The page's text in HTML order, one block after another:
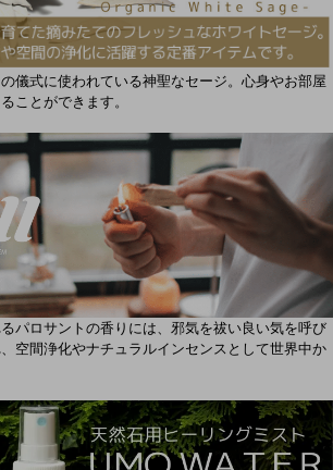
儀式に使われている神聖なセージ。心身やお部屋
ことができます。
パロサントの香りには、邪気を祓い良い気を呼び
空間浄化やナチュラルインセンスとして世界中か